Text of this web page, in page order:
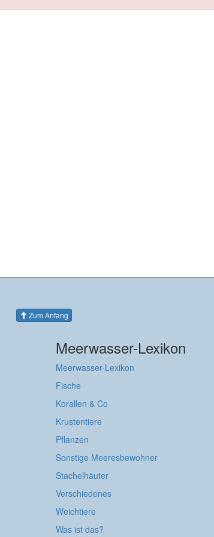
Zum Anfang
Meerwasser-Lexikon
Meerwasser-Lexikon
Fische
Korallen & Co
Krustentiere
Pflanzen
Sonstige Meeresbewohner
Stachelhäuter
Verschiedenes
Weichtiere
Was ist das?